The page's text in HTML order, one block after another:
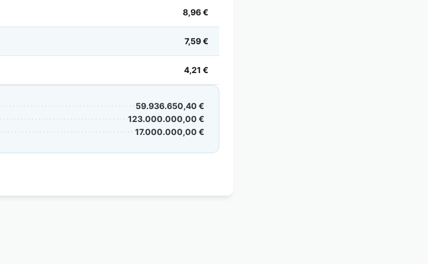
8,96 €
7,59 €
4,21 €
59.936.650,40 €
123.000.000,00 €
17.000.000,00 €